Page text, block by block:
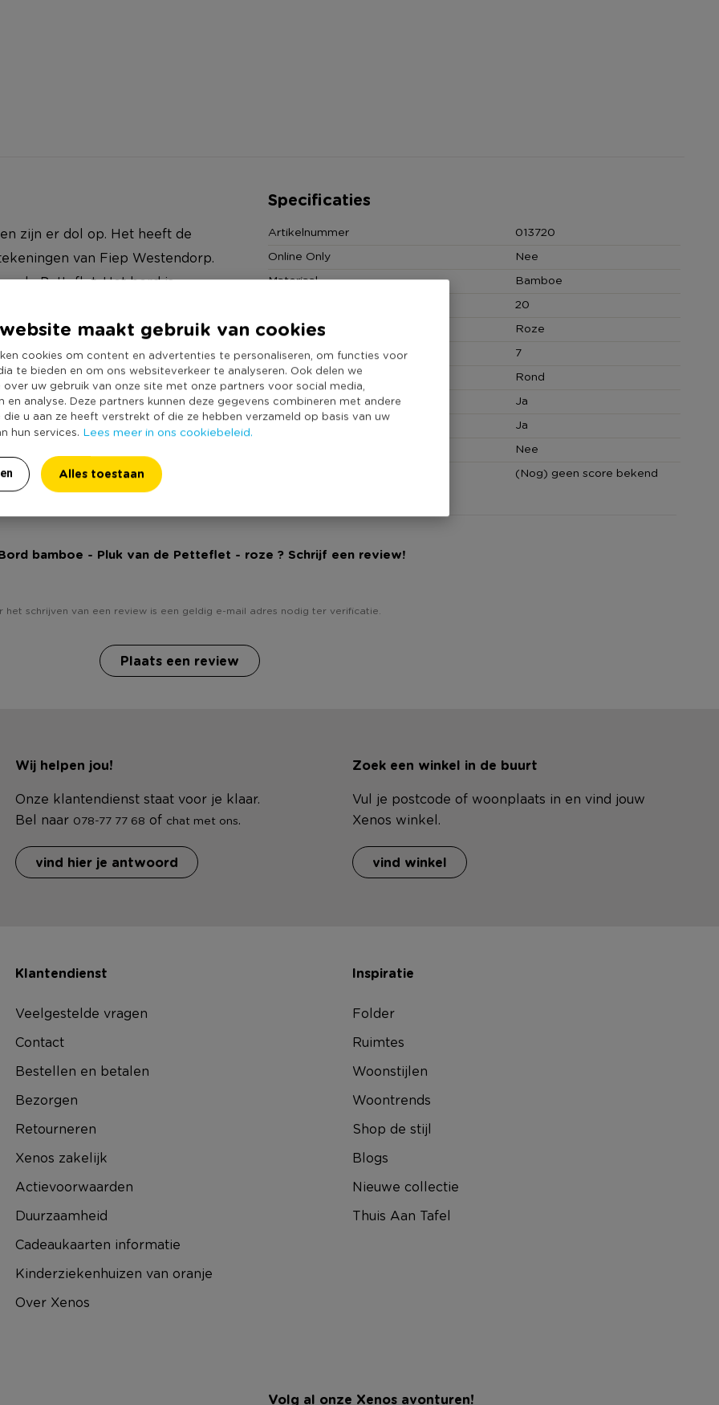
maakt gebruik van cookies
cookies om content en advertenties te personaliseren, om functies voor
te bieden en om ons websiteverkeer te analyseren. Ook delen we
uw gebruik van onze site met onze partners voor social media,
en analyse. Deze partners kunnen deze gegevens combineren met andere
u aan ze heeft verstrekt of die ze hebben verzameld op basis van uw
hun services. Lees meer in ons cookiebeleid.
Alles toestaan
zijn er dol op. Het heeft de
van Fiep Westendorp.
de Petteflet. Het bord is
voor gebruik in de vaatwasser.
Specificaties
Artikelnummer
013720
Online Only
Nee
Materiaal
Bamboe
20
Kleur
Roze
Minimale bestelhoeveelheid
7
Vorm
Rond
Met print
Ja
Vaatwasmachine bestendig
Ja
Nee
(Nog) geen score bekend
bamboe - Pluk van de Petteflet - roze ? Schrijf een review!
het schrijven van een review is een geldig e-mail adres nodig ter verificatie.
Plaats een review
Wij helpen jou!
Onze klantendienst staat voor je klaar.
Bel naar 078-77 77 68 of chat met ons.
vind hier je antwoord
Zoek een winkel in de buurt
Vul je postcode of woonplaats in en vind jouw
Xenos winkel.
vind winkel
Klantendienst
Veelgestelde vragen
Contact
Bestellen en betalen
Bezorgen
Retourneren
Xenos zakelijk
Actievoorwaarden
Duurzaamheid
Cadeaukaarten informatie
Kinderziekenhuizen van oranje
Over Xenos
Inspiratie
Folder
Ruimtes
Woonstijlen
Woontrends
Shop de stijl
Blogs
Nieuwe collectie
Thuis Aan Tafel
Volg al onze Xenos avonturen!